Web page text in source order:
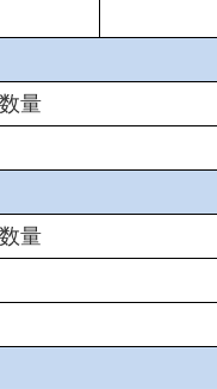
量
量